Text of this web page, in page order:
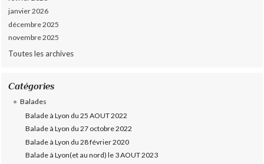
janvier 2026
décembre 2025
novembre 2025
Toutes les archives
Catégories
Balades
Balade à Lyon du 25 AOUT 2022
Balade à Lyon du 27 octobre 2022
Balade à Lyon du 28 février 2020
Balade à Lyon(et au nord) le 3 AOUT 2023